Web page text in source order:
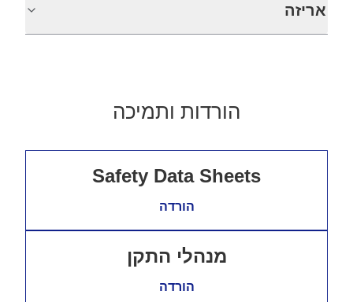
אריזה
הורדות ותמיכה
Safety Data Sheets
הורדה
מנהלי התקן
הורדה